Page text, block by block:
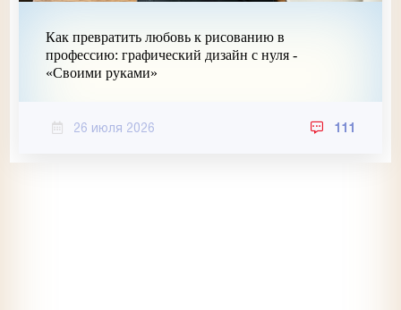
Как превратить любовь к рисованию в
профессию: графический дизайн с нуля -
«Своими руками»
26 июля 2026 111